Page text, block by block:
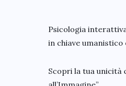
Psicologia
in chiave umanistico
Scopri la tua unicità